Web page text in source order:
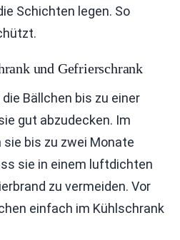
Schichten legen. So
und Gefrierschrank
Bällchen bis zu einer
gut abzudecken. Im
bis zu zwei Monate
sie in einem luftdichten
zu vermeiden. Vor
einfach im Kühlschrank